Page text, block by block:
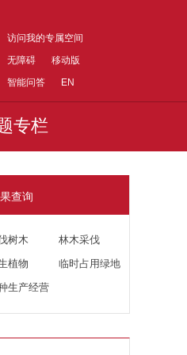
访问我的专属空间
无障碍
移动版
智能问答
EN
专栏
查询
树木
林木采伐
植物
临时占用绿地
生产经营